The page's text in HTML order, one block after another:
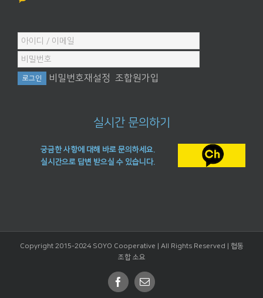
비밀번호재설정 조합원가입
실시간 문의하기
궁금한 사항에 대해 바로 문의하세요.
실시간으로 답변 받으실 수 있습니다.
Copyright 2015-2024 SOYO Cooperative | All Rights Reserved | 협동
조합 소요
Facebook
Email